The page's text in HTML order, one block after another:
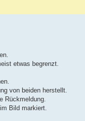
etwas begrenzt.
von beiden herstellt.
Rückmeldung.
Bild markiert.